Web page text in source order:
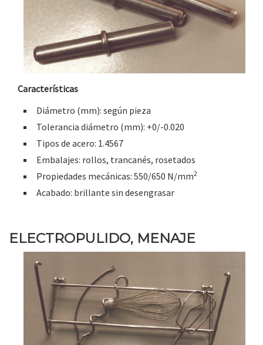
Características
Diámetro (mm): según pieza
Tolerancia diámetro (mm): +0/-0.020
Tipos de acero: 1.4567
Embalajes: rollos, trancanés, rosetados
Propiedades mecánicas: 550/650 N/mm2
Acabado: brillante sin desengrasar
ELECTROPULIDO, MENAJE